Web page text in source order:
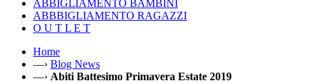
ABBIGLIAMENTO BAMBINI
ABBBIGLIAMENTO RAGAZZI
O U T L E T
Home
—› Blog News
—› Abiti Battesimo Primavera Estate 2019